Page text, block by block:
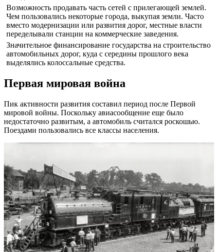
Возможность продавать часть сетей с прилегающей землей.
Чем пользовались некоторые города, выкупая земли. Часто
вместо модернизации или развития дорог, местные власти
переделывали станции на коммерческие заведения.
Значительное финансирование государства на строительство
автомобильных дорог, куда с середины прошлого века
выделялись колоссальные средства.
Первая мировая война
Пик активности развития составил период после Первой
мировой войны. Поскольку авиасообщение еще было
недостаточно развитым, а автомобиль считался роскошью.
Поездами пользовались все классы населения.